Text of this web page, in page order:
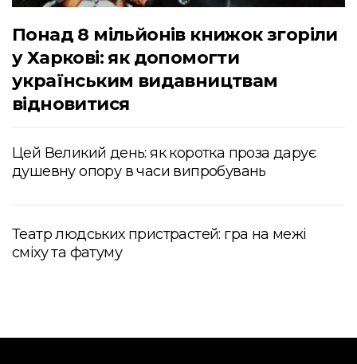
Понад 8 мільйонів книжок згоріли
у Харкові: як допомогти
українським видавництвам
відновитися
Цей Великий день: як коротка проза дарує
душевну опору в часи випробувань
Театр людських пристрастей: гра на межі
сміху та фатуму